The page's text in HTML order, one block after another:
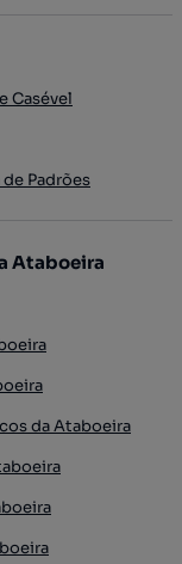
Casével
Padrões
Ataboeira
da Ataboeira